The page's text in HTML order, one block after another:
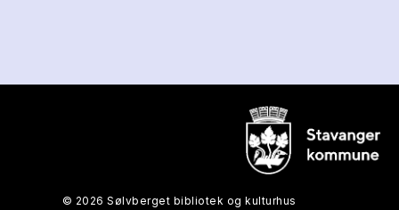
© 2026 Sølvberget bibliotek og kulturhus